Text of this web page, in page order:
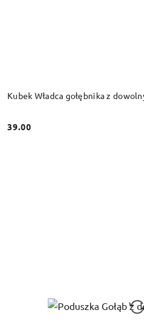
Kubek Władca gołębnika z
Cena:
39.00